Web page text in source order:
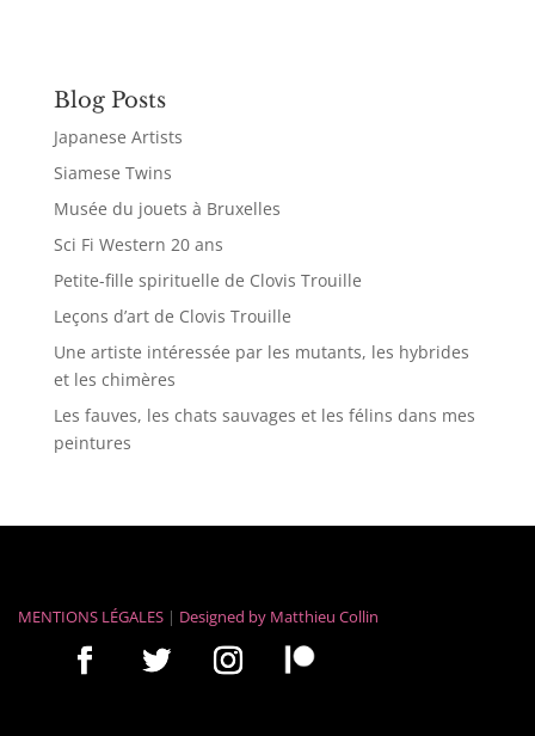
Blog Posts
Japanese Artists
Siamese Twins
Musée du jouets à Bruxelles
Sci Fi Western 20 ans
Petite-fille spirituelle de Clovis Trouille
Leçons d’art de Clovis Trouille
Une artiste intéressée par les mutants, les hybrides
et les chimères
Les fauves, les chats sauvages et les félins dans mes
peintures
MENTIONS LÉGALES | Designed by Matthieu Collin